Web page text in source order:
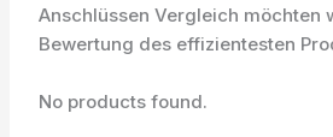
Anschlüssen Vergleich möchten
Bewertung des effizientesten
No products found.